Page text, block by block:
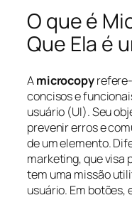
O que é
Que Ela é
Amicrocopy
concisos e
usuário (UI). Seu
prevenir erros e
de um elemento.
marketing, que visa
tem uma missão
usuário. Em botões,